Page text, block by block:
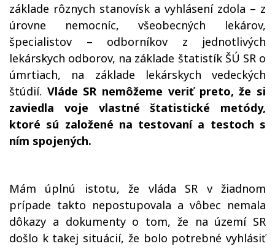
základe rôznych stanovísk a vyhlásení zdola – z
úrovne nemocníc, všeobecných lekárov,
špecialistov – odborníkov z jednotlivých
lekárskych odborov, na základe štatistík ŠÚ SR o
úmrtiach, na základe lekárskych vedeckých
štúdií. Vláde SR nemôžeme veriť preto, že si
zaviedla voje vlastné štatistické metódy,
ktoré sú založené na testovaní a testoch s
ním spojených.
Mám úplnú istotu, že vláda SR v žiadnom
prípade takto nepostupovala a vôbec nemala
dôkazy a dokumenty o tom, že na území SR
došlo k takej situácií, že bolo potrebné vyhlásiť